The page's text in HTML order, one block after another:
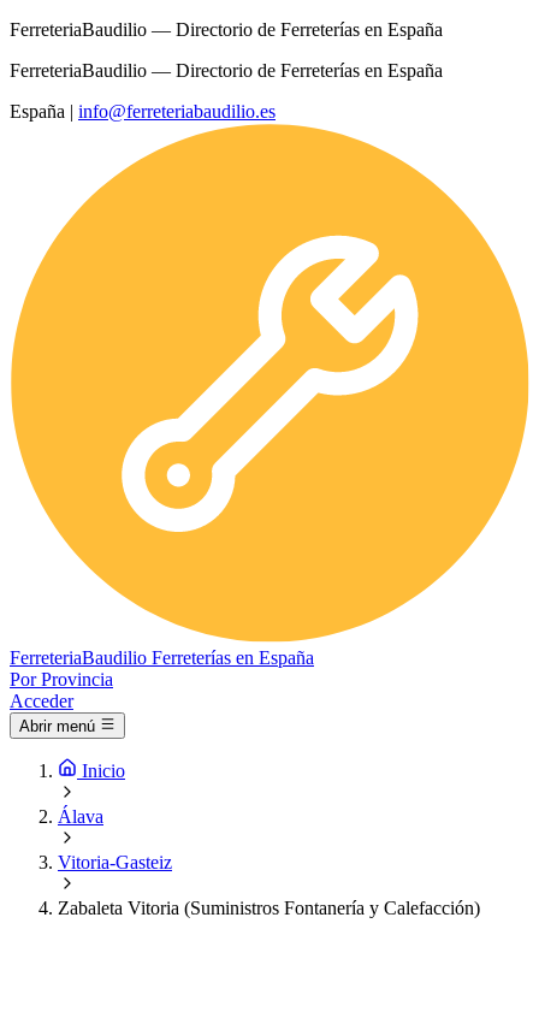
FerreteriaBaudilio — Directorio de Ferreterías en España
FerreteriaBaudilio — Directorio de Ferreterías en España
España | info@ferreteriabaudilio.es
FerreteriaBaudilio Ferreterías en España
Por Provincia
Acceder
Abrir menú
Inicio
Álava
Vitoria-Gasteiz
Zabaleta Vitoria (Suministros Fontanería y Calefacción)